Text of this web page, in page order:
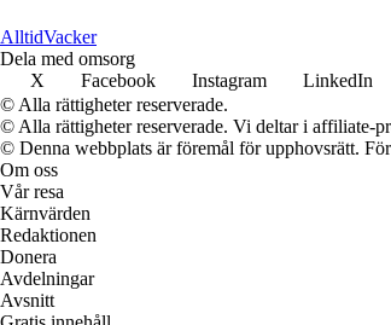
AlltidVacker
Dela med omsorg
X
Facebook Instagram LinkedIn
© Alla rättigheter reserverade.
© Alla rättigheter reserverade. Vi deltar i affiliate-
© Denna webbplats är föremål för upphovsrätt.
Om oss
Vår resa
Kärnvärden
Redaktionen
Donera
Avdelningar
Avsnitt